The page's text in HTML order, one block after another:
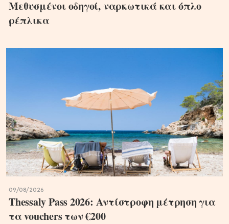
Μεθυσμένοι οδηγοί, ναρκωτικά και όπλο
ρέπλικα
09/08/2026
Thessaly Pass 2026: Αντίστροφη μέτρηση για
τα vouchers των €200